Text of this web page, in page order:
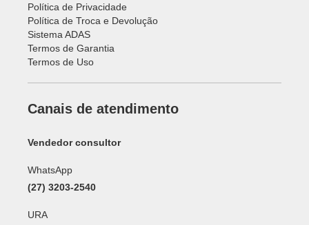
Política de Privacidade
Política de Troca e Devolução
Sistema ADAS
Termos de Garantia
Termos de Uso
Canais de atendimento
Vendedor consultor
WhatsApp
(27) 3203-2540
URA